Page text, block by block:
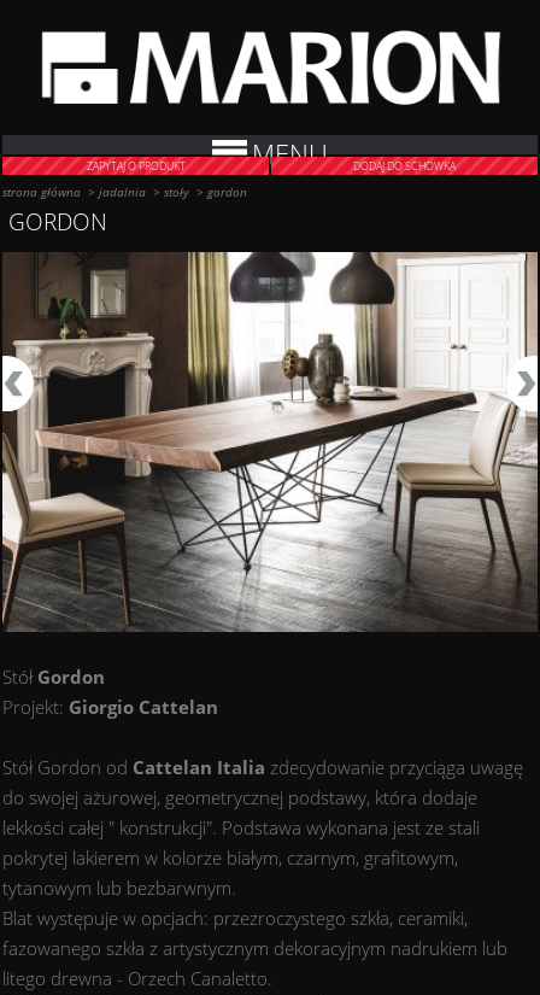
MENU
ZAPYTAJ O PRODUKT DODAJ DO SCHOWKA
strona główna >jadalnia >stoły >gordon
GORDON
Stół Gordon
Projekt: Giorgio Cattelan
Stół Gordon od Cattelan Italia zdecydowanie przyciąga uwagę
do swojej ażurowej, geometrycznej podstawy, która dodaje
lekkości całej " konstrukcji". Podstawa wykonana jest ze stali
pokrytej lakierem w kolorze białym, czarnym, grafitowym,
tytanowym lub bezbarwnym.
Blat występuje w opcjach: przezroczystego szkła, ceramiki,
fazowanego szkła z artystycznym dekoracyjnym nadrukiem lub
litego drewna - Orzech Canaletto.